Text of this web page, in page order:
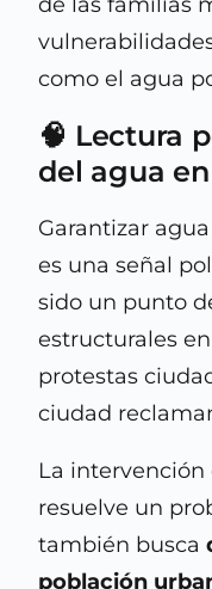
como el agua
🧠 Lectura
del agua
Garantizar
es una señal
sido un punto
estructurales
protestas
ciudad
La
resuelve un
también busca
población